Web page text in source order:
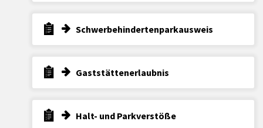
Schwerbehindertenparkausweis
Gaststättenerlaubnis
Halt- und Parkverstöße